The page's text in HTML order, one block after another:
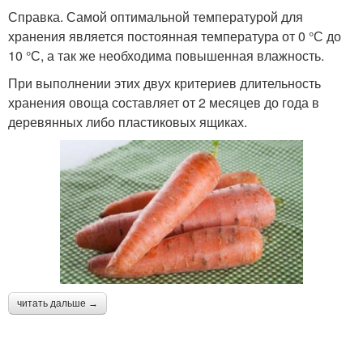
Справка. Самой оптимальной температурой для
хранения является постоянная температура от 0 °С до
10 °С, а так же необходима повышенная влажность.
При выполнении этих двух критериев длительность
хранения овоща составляет от 2 месяцев до года в
деревянных либо пластиковых ящиках.
читать дальше →